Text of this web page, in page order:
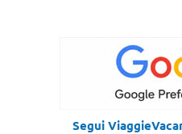
Segui